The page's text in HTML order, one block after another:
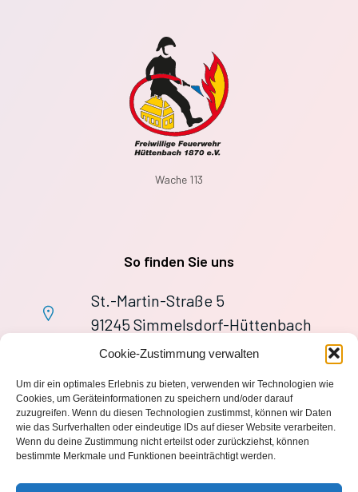
Cookie-Zustimmung verwalten
Um dir ein optimales Erlebnis zu bieten, verwenden wir Technologien wie
Cookies, um Geräteinformationen zu speichern und/oder darauf
zuzugreifen. Wenn du diesen Technologien zustimmst, können wir Daten
wie das Surfverhalten oder eindeutige IDs auf dieser Website verarbeiten.
Wenn du deine Zustimmung nicht erteilst oder zurückziehst, können
bestimmte Merkmale und Funktionen beeinträchtigt werden.
Wache 113
So finden Sie uns
St.-Martin-Straße 5
91245 Simmelsdorf-Hüttenbach
+49 9155 9279727
wache113@ff-huettenbach.de